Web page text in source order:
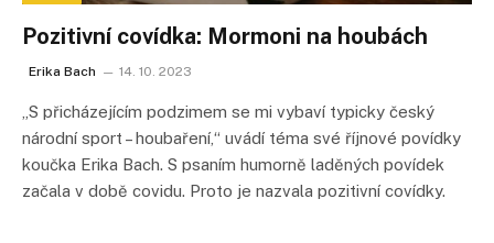
Pozitivní covídka: Mormoni na houbách
Erika Bach 14. 10. 2023
„S přicházejícím podzimem se mi vybaví typicky český
národní sport – houbaření,“ uvádí téma své říjnové povídky
koučka Erika Bach. S psaním humorně laděných povídek
začala v době covidu. Proto je nazvala pozitivní covídky.